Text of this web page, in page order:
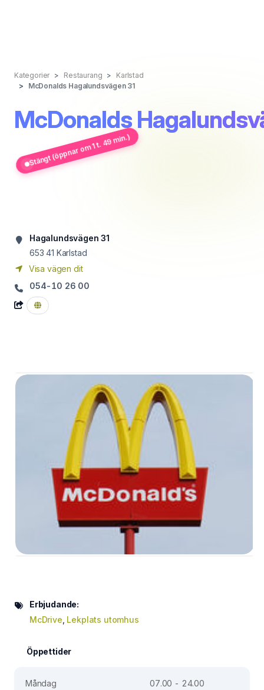
Kategorier Restaurang
Karlstad
McDonalds Hagalundsvägen 31
McDonalds
Stängt (öppnar om 1 t. 49 min.)
Hagalundsvägen 31
653 41 Karlstad
Visa vägen dit
054-10 26 00
Erbjudande:
McDrive Lekplats utomhus
Öppettider
Måndag
07.00 - 24.00